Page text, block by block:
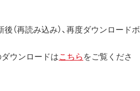
（再読み込み）、再度ダウンロードボ
ウンロードはこちらをご覧くださ